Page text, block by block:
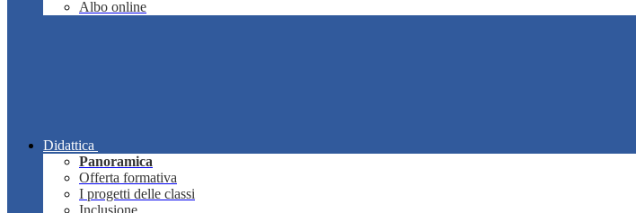
Albo online
Didattica
Panoramica
Offerta formativa
I progetti delle classi